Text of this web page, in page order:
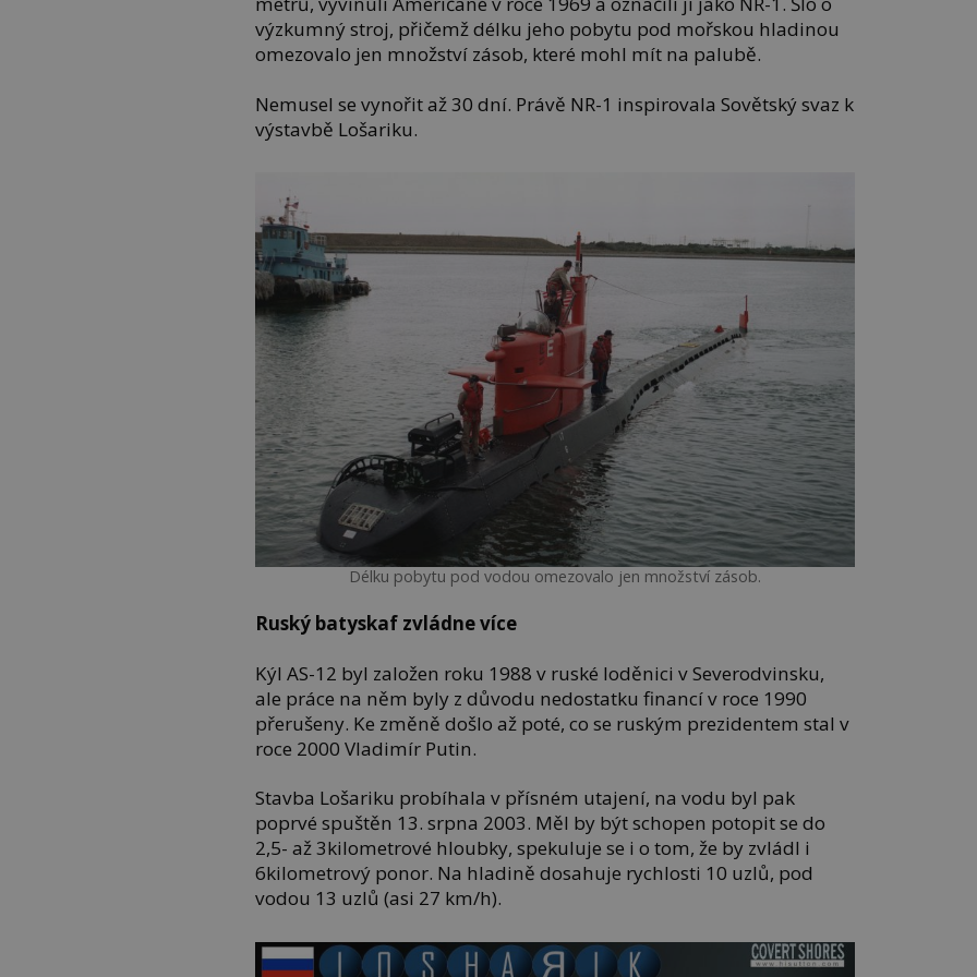
výzkumný stroj, přičemž délku jeho pobytu pod mořskou hladinou
omezovalo jen množství zásob, které mohl mít na palubě.
Nemusel se vynořit až 30 dní. Právě NR-1 inspirovala Sovětský svaz k
výstavbě Lošariku.
Délku pobytu pod vodou omezovalo jen množství zásob.
Ruský batyskaf zvládne více
Kýl AS-12 byl založen roku 1988 v ruské loděnici v Severodvinsku,
ale práce na něm byly z důvodu nedostatku financí v roce 1990
přerušeny. Ke změně došlo až poté, co se ruským prezidentem stal v
roce 2000 Vladimír Putin.
Stavba Lošariku probíhala v přísném utajení, na vodu byl pak
poprvé spuštěn 13. srpna 2003. Měl by být schopen potopit se do
2,5- až 3kilometrové hloubky, spekuluje se i o tom, že by zvládl i
6kilometrový ponor. Na hladině dosahuje rychlosti 10 uzlů, pod
vodou 13 uzlů (asi 27 km/h).